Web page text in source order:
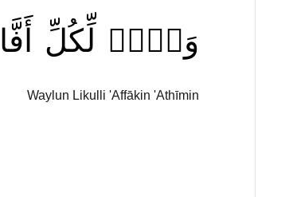
وَيۡلٞ لِّكُلِّ
Waylun Likulli 'Affākin 'Athīmin